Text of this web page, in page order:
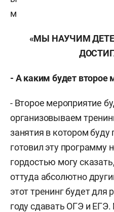
м
«МЫ НАУЧИМ
- А каким будет второе
- Второе мероприятие
организовываем
занятия в котором буду
готовил эту программу
гордостью могу
оттуда абсолютно
этот тренинг будет для
году сдавать ОГЭ и